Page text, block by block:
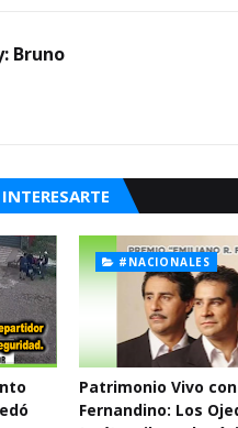
Bruno
#NACIONALES
Patrimonio Vivo
Fernandino: Los